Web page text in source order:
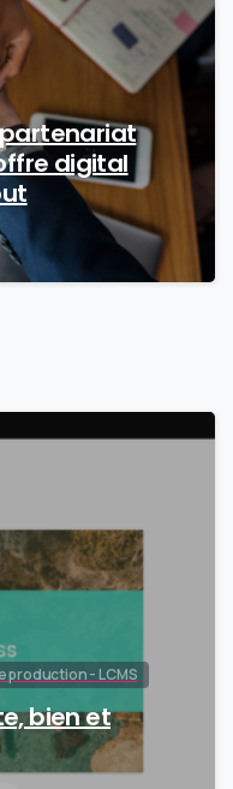
partenariat
digital
production - LCMS
bien et